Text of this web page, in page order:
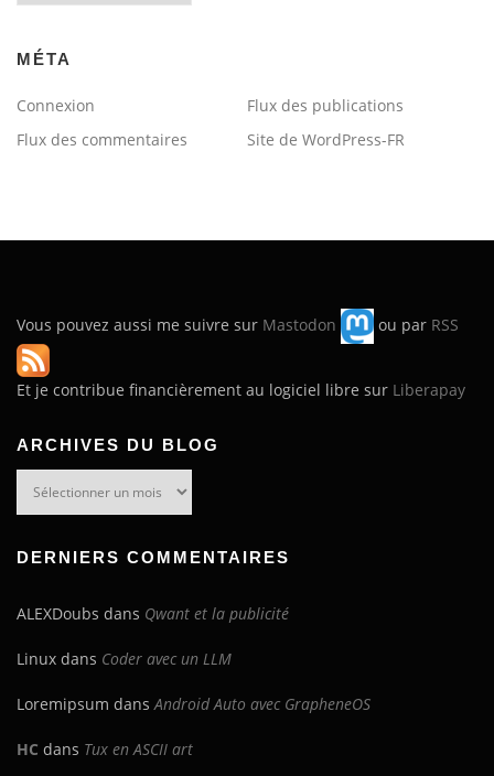
MÉTA
Connexion
Flux des publications
Flux des commentaires
Site de WordPress-FR
Vous pouvez aussi me suivre sur Mastodon ou par RSS
Et je contribue financièrement au logiciel libre sur Liberapay
ARCHIVES DU BLOG
DERNIERS COMMENTAIRES
ALEXDoubs dans Qwant et la publicité
Linux dans Coder avec un LLM
Loremipsum dans Android Auto avec GrapheneOS
HC dans Tux en ASCII art